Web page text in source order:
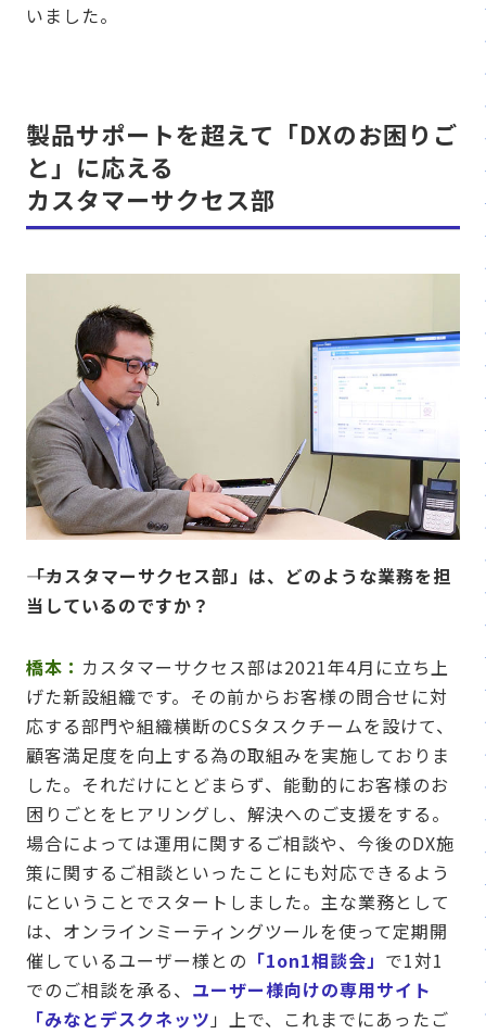
いました。
製品サポートを超えて「DXのお困りご
と」に応える
カスタマーサクセス部
――「カスタマーサクセス部」は、どのような業務を担
当しているのですか？
橋本： カスタマーサクセス部は2021年4月に立ち上
げた新設組織です。その前からお客様の問合せに対
応する部門や組織横断のCSタスクチームを設けて、
顧客満足度を向上する為の取組みを実施しておりま
した。それだけにとどまらず、能動的にお客様のお
困りごとをヒアリングし、解決へのご支援をする。
場合によっては運用に関するご相談や、今後のDX施
策に関するご相談といったことにも対応できるよう
にということでスタートしました。主な業務として
は、オンラインミーティングツールを使って定期開
催しているユーザー様との 「1on1相談会」 で1対1
でのご相談を承る、 ユーザー様向けの専用サイト
「みなとデスクネッツ 」上で、これまでにあったご